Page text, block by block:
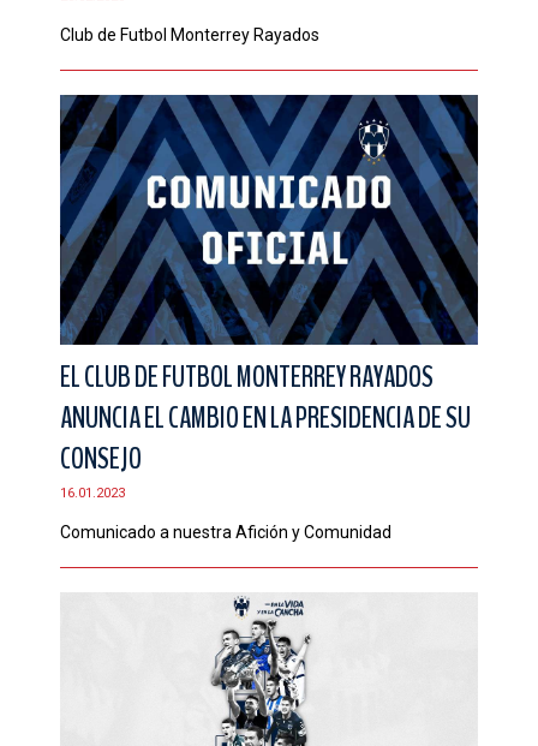
Club de Futbol Monterrey Rayados
EL CLUB DE FUTBOL MONTERREY RAYADOS
ANUNCIA EL CAMBIO EN LA PRESIDENCIA DE SU
CONSEJO
16.01.2023
Comunicado a nuestra Afición y Comunidad